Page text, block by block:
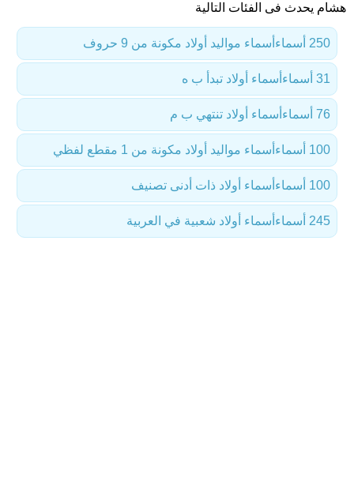
هشام يحدث فى الفئات التالية
أسماء مواليد أولاد مكونة من 9 حروف 250 أسماء
أسماء أولاد تبدأ ب ه 31 أسماء
أسماء أولاد تنتهي ب م 76 أسماء
أسماء مواليد أولاد مكونة من 1 مقطع لفظي 100 أسماء
أسماء أولاد ذات أدنى تصنيف 100 أسماء
أسماء أولاد شعبية في العربية 245 أسماء